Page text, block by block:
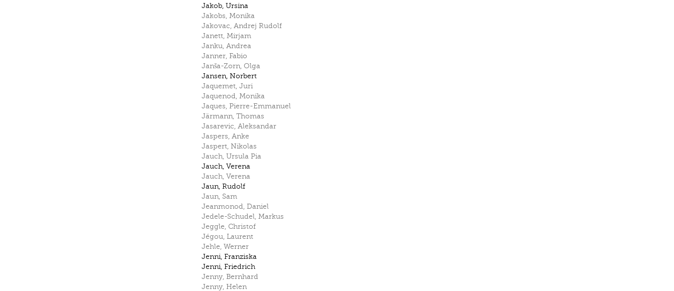
Jakob, Ursina
Jakobs, Monika
Jakovac, Andrej Rudolf
Janett, Mirjam
Janku, Andrea
Janner, Fabio
Janša-Zorn, Olga
Jansen, Norbert
Jaquemet, Juri
Jaquenod, Monika
Jaques, Pierre-Emmanuel
Järmann, Thomas
Jasarevic, Aleksandar
Jaspers, Anke
Jaspert, Nikolas
Jauch, Ursula Pia
Jauch, Verena
Jauch, Verena
Jaun, Rudolf
Jaun, Sam
Jeanmonod, Daniel
Jedele-Schudel, Markus
Jeggle, Christof
Jégou, Laurent
Jehle, Werner
Jenni, Franziska
Jenni, Friedrich
Jenny, Bernhard
Jenny, Helen